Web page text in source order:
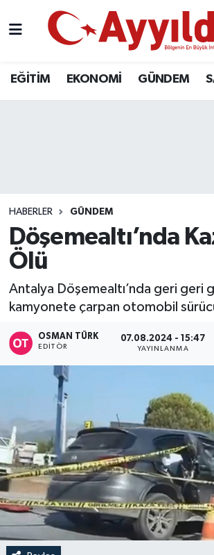
EĞİTİM EKONOMİ GÜNDEM
HABERLER GÜNDEM
Döşemealtı’nda
Ölü
Antalya Döşemealtı’nda geri geri
kamyonete çarpan otomobil
OSMAN TÜRK
EDITÖR
07.08.2024 - 15:47
YAYINLANMA